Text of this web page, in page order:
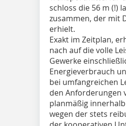
schloss die 56 m (!)
zusammen, der mit
erhielt.
Exakt im Zeitplan,
nach auf die volle
Gewerke
Energieverbrauch
bei umfangreichen
den Anforderungen
planmäßig
wegen der stets